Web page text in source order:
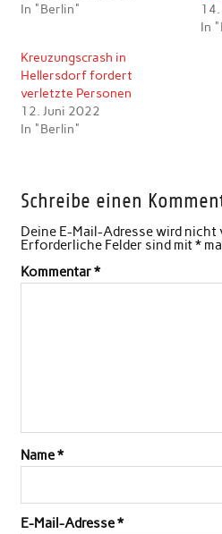
In "Berlin"
In
Kreuzungscrash in
Hellersdorf fordert
verletzte Personen
12. Juni 2022
In "Berlin"
Schreibe einen
Deine E-Mail-Adresse wird
Erforderliche Felder sind mit*
Kommentar*
Name*
E-Mail-Adresse*